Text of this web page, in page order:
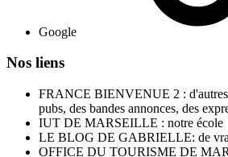
Google
Nos liens
FRANCE BIENVENUE 2 : d'autres
pubs, des bandes annonces, des
IUT DE MARSEILLE : notre école
LE BLOG DE GABRIELLE: de
OFFICE DU TOURISME DE